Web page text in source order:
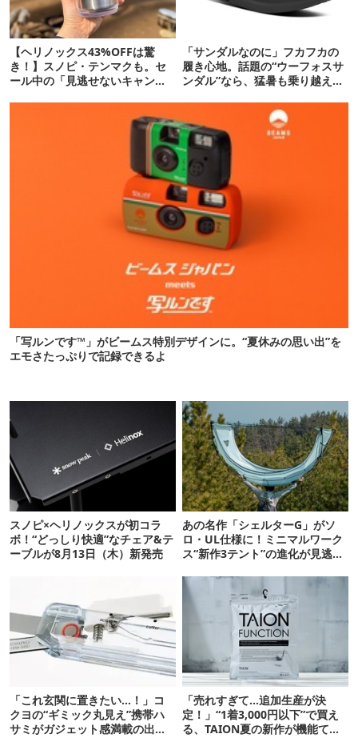
【ヘリノックス43%OFFは驚
き！】スノピ・テンマクも。セ
ール中の「見逃せないキャンプ
「サンダルなのに」フカフカの
履き心地。話題の“ウーフォスサ
ンダル”なら、猛暑も乗り越えら
「写ルンです™」がビームス特別デザインに。“夏休みの思い出”を
エモさたっぷりで記録できるよ
スノピ×ヘリノックスが初コラ
ボ！“どっしり快適”なチェア&テ
ーブルが8月13日（木）新発売
あの名作「シェルターG」がソ
ロ・UL仕様に！ミニマルワーク
ス“新作3テント”の進化が見逃せ
「これ玄関に置きたい…！」コ
クヨの“ギミック丸見え”携帯ハ
サミがガジェット感満載の出来
「売れすぎて…追加生産が決
定！」“1着3,000円以下”で買え
る、TAION夏の新作が機能てん